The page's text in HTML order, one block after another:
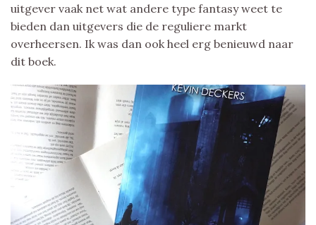
uitgever vaak net wat andere type fantasy weet te
bieden dan uitgevers die de reguliere markt
overheersen. Ik was dan ook heel erg benieuwd naar
dit boek.